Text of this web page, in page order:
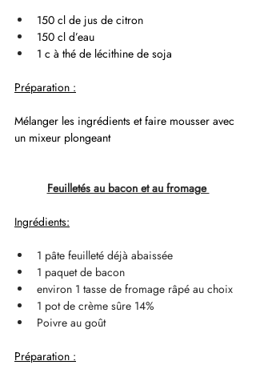
150 cl de jus de citron
150 cl d’eau
1 c à thé de lécithine de soja
Préparation :
Mélanger les ingrédients et faire mousser avec
un mixeur plongeant
Feuilletés au bacon et au fromage
Ingrédients:
1 pâte feuilleté déjà abaissée
1 paquet de bacon
environ 1 tasse de fromage râpé au choix
1 pot de crème sûre 14%
Poivre au goût
Préparation :